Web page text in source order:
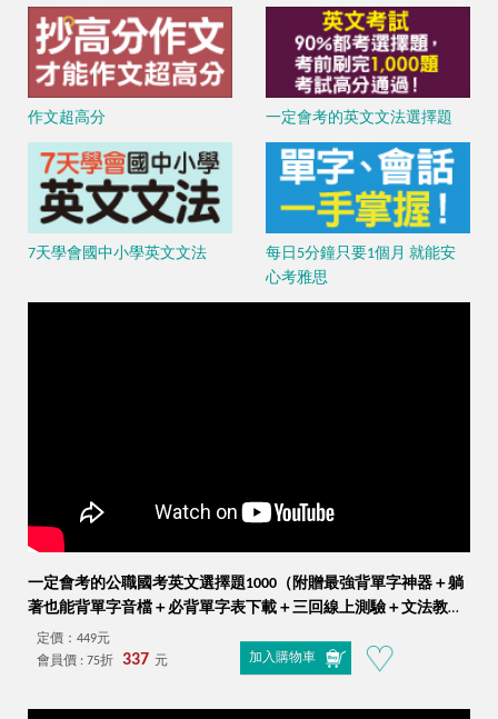
作文超高分 一定會考的英文文法選擇題
7天學會國中小學英文文法
每日5分鐘只要1個月 就能安
心考雅思
一定會考的公職國考英文選擇題1000（附贈最強背單字神器＋躺
著也能背單字音檔＋必背單字表下載＋三回線上測驗＋文法教學
影片＋歷屆考古題下載）
定價：449元
會員價 : 75折
337 元 加入購物車